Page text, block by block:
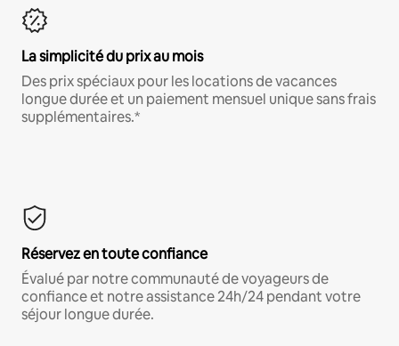
La simplicité du prix au mois
Des prix spéciaux pour les locations de vacances
longue durée et un paiement mensuel unique sans frais
supplémentaires.*
Réservez en toute confiance
Évalué par notre communauté de voyageurs de
confiance et notre assistance 24h/24 pendant votre
séjour longue durée.